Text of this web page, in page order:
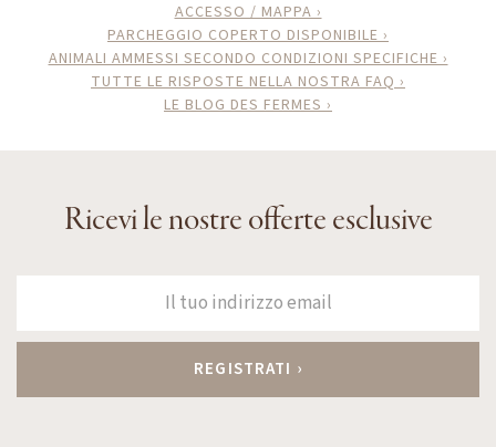
Ricevi le nostre offerte esclusive
ACCESSO / MAPPA ›
PARCHEGGIO COPERTO DISPONIBILE ›
ANIMALI AMMESSI SECONDO CONDIZIONI SPECIFICHE ›
TUTTE LE RISPOSTE NELLA NOSTRA FAQ ›
LE BLOG DES FERMES ›